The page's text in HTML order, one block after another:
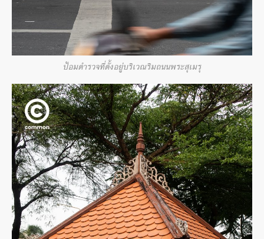
ป้อมตำรวจที่ตั้งอยู่บริเวณริมถนนพระสุเมรุ